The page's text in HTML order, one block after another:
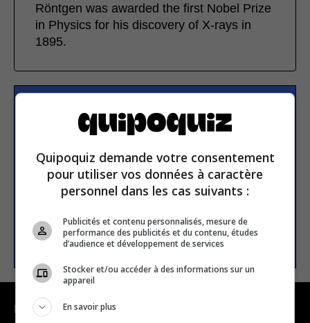
Röntgen was awarded the first Nobel Prize
in Physics for his discovery of X-rays in
1895.
Subscribe to our
newsletter
Email address
SUBSCRIBE
NAVIGATION
Quipoquiz demande votre consentement
pour utiliser vos données à caractère
personnel dans les cas suivants :
Publicités et contenu personnalisés, mesure de
performance des publicités et du contenu, études
d’audience et développement de services
Stocker et/ou accéder à des informations sur un
appareil
En savoir plus